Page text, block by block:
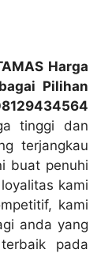
Harga
Pilihan
tinggi dan
terjangkau
buat penuhi
kami
kami
anda yang
pada